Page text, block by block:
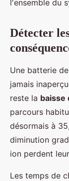
l'ensemble du
Détecter
Une batterie
jamais
reste la baisse
parcours
désormais à
diminution
ion perdent
Les temps de